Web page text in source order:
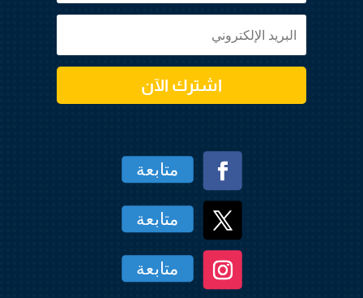
اشترك الآن
متابعة
متابعة
متابعة